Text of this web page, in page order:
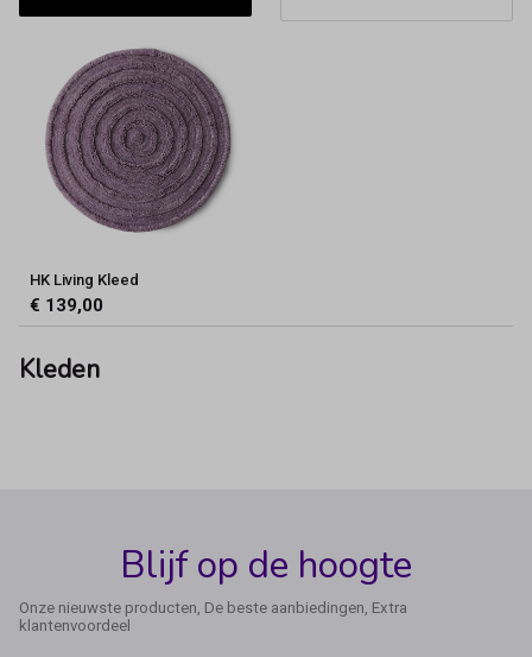
Fifty8
HK Living Kleed
€ 139,00
Kleden
Blijf op de hoogte
Onze nieuwste producten, De beste aanbiedingen, Extra
klantenvoordeel